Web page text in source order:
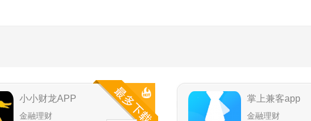
小小财龙APP
金融理财
掌上兼客app
金融理财